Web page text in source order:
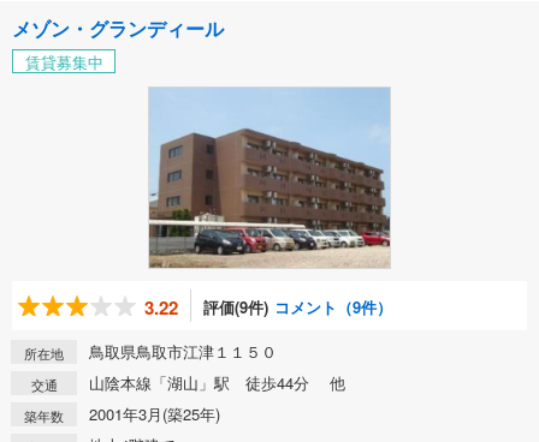
メゾン・グランディール
賃貸募集中
3.22 評価(9件) コメント（9件）
所在地 鳥取県鳥取市江津１１５０
交通 山陰本線「湖山」駅 徒歩44分 他
築年数 2001年3月(築25年)